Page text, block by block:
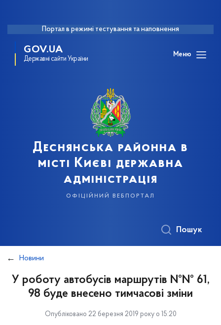
Портал в режимі тестування та наповнення
GOV.UA
Державні сайти України
Меню
Деснянська районна в
місті Києві державна
адміністрація
офіційний вебпортал
Пошук
Новини
У роботу автобусів маршрутів №№ 61,
98 буде внесено тимчасові зміни
Опубліковано 22 березня 2019 року о 15:20